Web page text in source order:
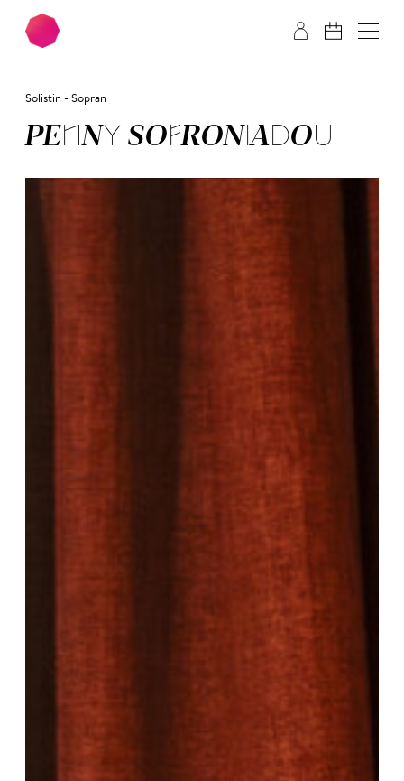
Zum Hauptinhalt springen Zum Footer springen
Solistin - Sopran
PEN­NY SO­FRO­NIA­DOU